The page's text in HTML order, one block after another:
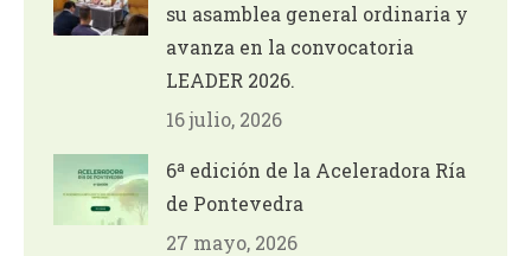
su asamblea general ordinaria y
avanza en la convocatoria
LEADER 2026.
16 julio, 2026
6ª edición de la Aceleradora Ría
de Pontevedra
27 mayo, 2026